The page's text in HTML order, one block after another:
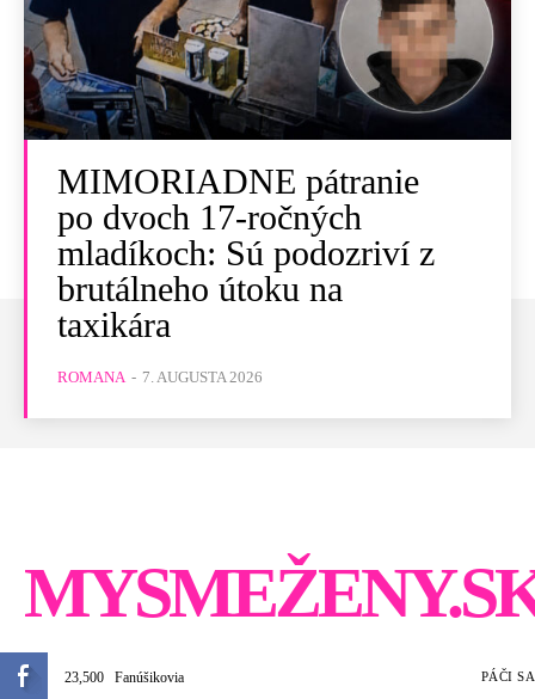
MIMORIADNE pátranie
po dvoch 17-ročných
mladíkoch: Sú podozriví z
brutálneho útoku na
taxikára
ROMANA - 7. AUGUSTA 2026
23,500 Fanúšikovia PÁČI SA